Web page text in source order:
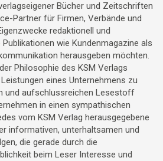
Bücher und Zeitschriften
Partner für Firmen, Verbände und
redaktionell und
wie Kundenmagazine als
herausgeben möchten.
Philosophie des KSM Verlags
eines Unternehmens zu
und aufschlussreichen Lesestoff
in einen sympathischen
vom KSM Verlag herausgegebene
informativen, unterhaltsamen und
die gerade durch die
beim Leser Interesse und